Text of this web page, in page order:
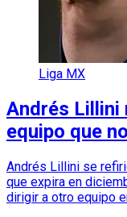
Liga MX
Andrés Lillini
equipo que
Andrés Lillini se
que expira en
dirigir a otro equipo